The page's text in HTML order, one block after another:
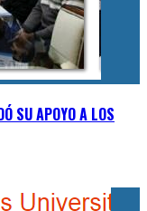
SU APOYO A LOS